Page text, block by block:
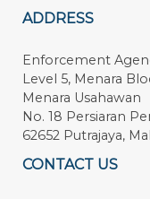
ADDRESS
Enforcement
Level 5, Menara
Menara Usahawan
No. 18 Persiaran
62652 Putrajaya,
CONTACT US